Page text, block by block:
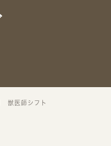
医師シフト